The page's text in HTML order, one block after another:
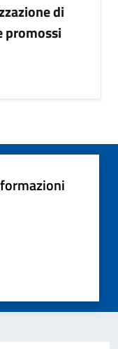
di
promossi